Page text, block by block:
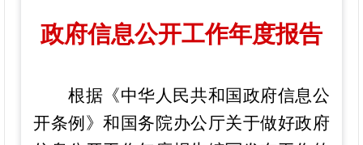
政府信息公开工作年度报告
根据《中华人民共和国政府信息公
开条例》和国务院办公厅关于做好政府